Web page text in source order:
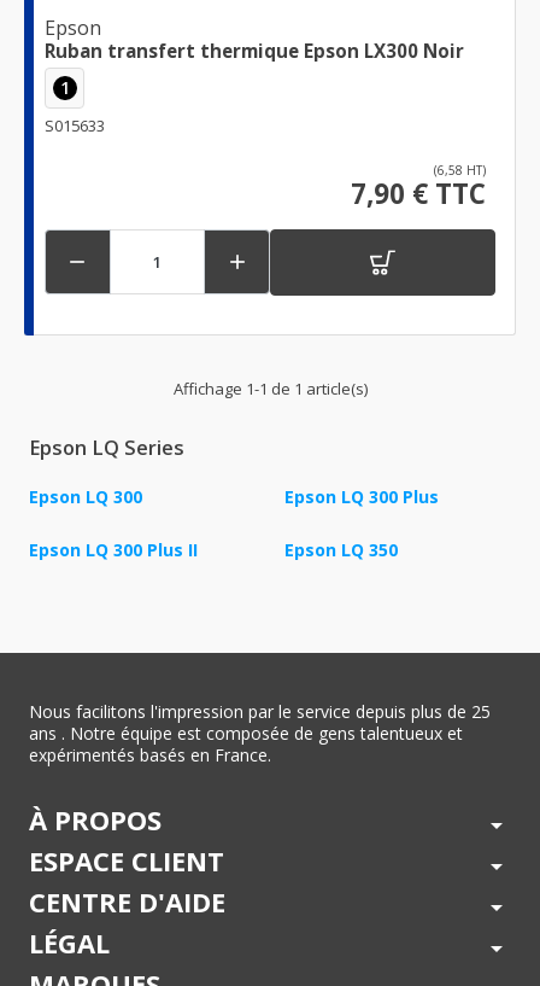
Epson
Ruban transfert thermique Epson LX300 Noir
1
S015633
(6,58 HT)
7,90 € TTC
 
Affichage 1-1 de 1 article(s)
Epson LQ Series
Epson LQ 300 Epson LQ 300 Plus
Epson LQ 300 Plus II Epson LQ 350
Nous facilitons l'impression par le service depuis plus de 25
ans . Notre équipe est composée de gens talentueux et
expérimentés basés en France.
À PROPOS arrow_drop_down
ESPACE CLIENT arrow_drop_down
CENTRE D'AIDE arrow_drop_down
LÉGAL arrow_drop_down